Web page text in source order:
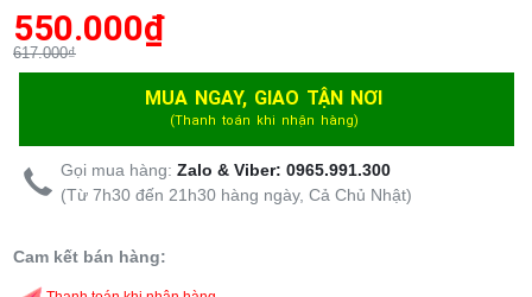
550.000₫
617.000₫
MUA NGAY, GIAO TẬN NƠI
(Thanh toán khi nhận hàng)
Gọi mua hàng: Zalo & Viber: 0965.991.300
(Từ 7h30 đến 21h30 hàng ngày, Cả Chủ Nhật)
Cam kết bán hàng: